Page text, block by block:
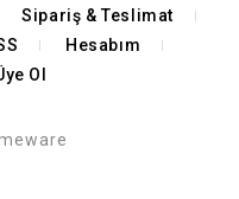
Sipariş & Teslimat
Hesabım
Ol